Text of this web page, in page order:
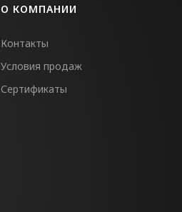
О КОМПАНИИ
Контакты
Условия продаж
Сертификаты